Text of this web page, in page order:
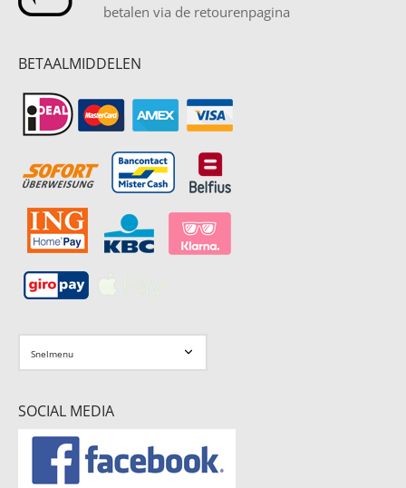
betalen via de retourenpagina
BETAALMIDDELEN
SOCIAL MEDIA